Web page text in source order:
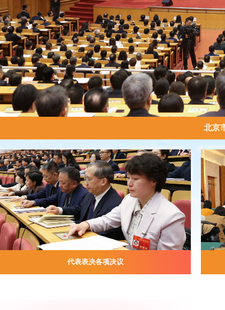
北京
代表表决各项决议